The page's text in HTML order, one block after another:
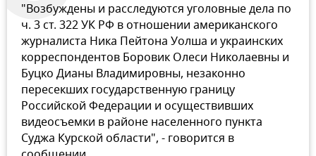
"Возбуждены и расследуются уголовные дела по
ч. 3 ст. 322 УК РФ в отношении американского
журналиста Ника Пейтона Уолша и украинских
корреспондентов Боровик Олеси Николаевны и
Буцко Дианы Владимировны, незаконно
пересекших государственную границу
Российской Федерации и осуществивших
видеосъемки в районе населенного пункта
Суджа Курской области", - говорится в